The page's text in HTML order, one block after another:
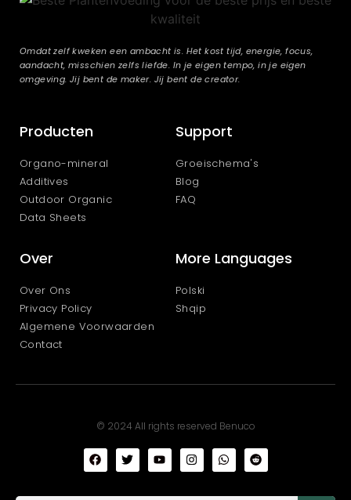
Omdat zelf kweken een ambacht is. Het kost tijd, energie, focus,
aandacht, misschien zelfs liefde. In je eigen tempo, in je eigen
omgeving. Jij bent de maker. Jij bent de creator.
Producten
Organo-mineral
Additives
Outdoor Organic
Data Sheets
Support
Groeischema's
Blog
FAQ
Over
Over Ons
Privacy Policy
Algemene Voorwaarden
Contact
More Languages
Polski
Shqip
© 2024 All rights reserved Benuco